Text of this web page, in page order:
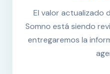
El valor actualizado
Somno está siendo
entregaremos la